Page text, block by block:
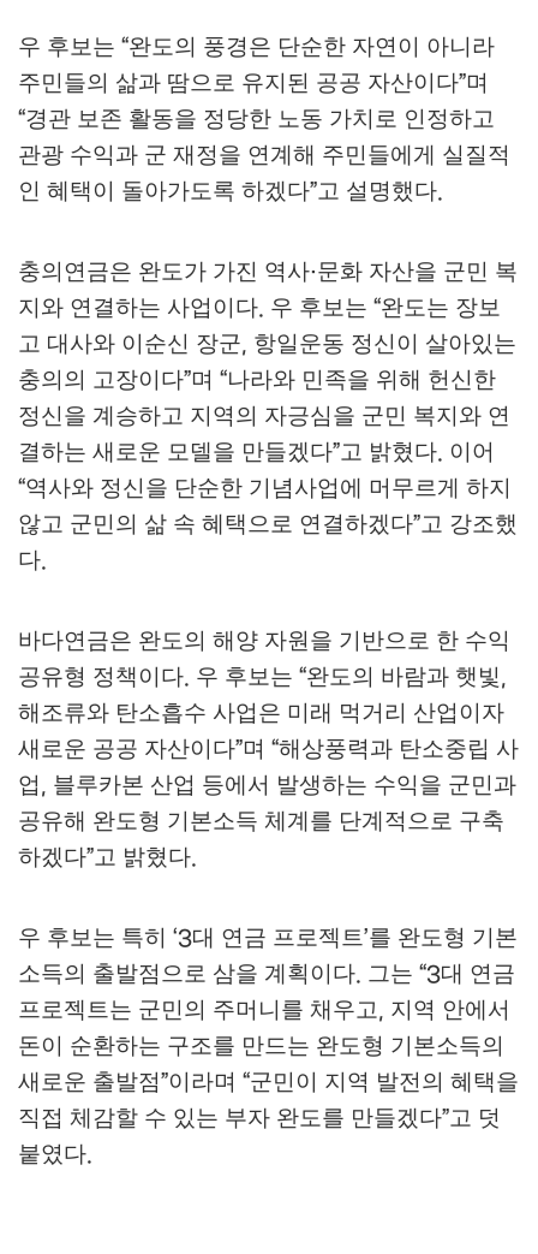
우 후보는 “완도의 풍경은 단순한 자연이 아니라
주민들의 삶과 땀으로 유지된 공공 자산이다”며
“경관 보존 활동을 정당한 노동 가치로 인정하고
관광 수익과 군 재정을 연계해 주민들에게 실질적
인 혜택이 돌아가도록 하겠다”고 설명했다.
충의연금은 완도가 가진 역사·문화 자산을 군민 복
지와 연결하는 사업이다. 우 후보는 “완도는 장보
고 대사와 이순신 장군, 항일운동 정신이 살아있는
충의의 고장이다”며 “나라와 민족을 위해 헌신한
정신을 계승하고 지역의 자긍심을 군민 복지와 연
결하는 새로운 모델을 만들겠다”고 밝혔다. 이어
“역사와 정신을 단순한 기념사업에 머무르게 하지
않고 군민의 삶 속 혜택으로 연결하겠다”고 강조했
다.
바다연금은 완도의 해양 자원을 기반으로 한 수익
공유형 정책이다. 우 후보는 “완도의 바람과 햇빛,
해조류와 탄소흡수 사업은 미래 먹거리 산업이자
새로운 공공 자산이다”며 “해상풍력과 탄소중립 사
업, 블루카본 산업 등에서 발생하는 수익을 군민과
공유해 완도형 기본소득 체계를 단계적으로 구축
하겠다”고 밝혔다.
우 후보는 특히 ‘3대 연금 프로젝트’를 완도형 기본
소득의 출발점으로 삼을 계획이다. 그는 “3대 연금
프로젝트는 군민의 주머니를 채우고, 지역 안에서
돈이 순환하는 구조를 만드는 완도형 기본소득의
새로운 출발점”이라며 “군민이 지역 발전의 혜택을
직접 체감할 수 있는 부자 완도를 만들겠다”고 덧
붙였다.